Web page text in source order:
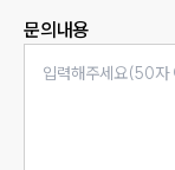
문의내용